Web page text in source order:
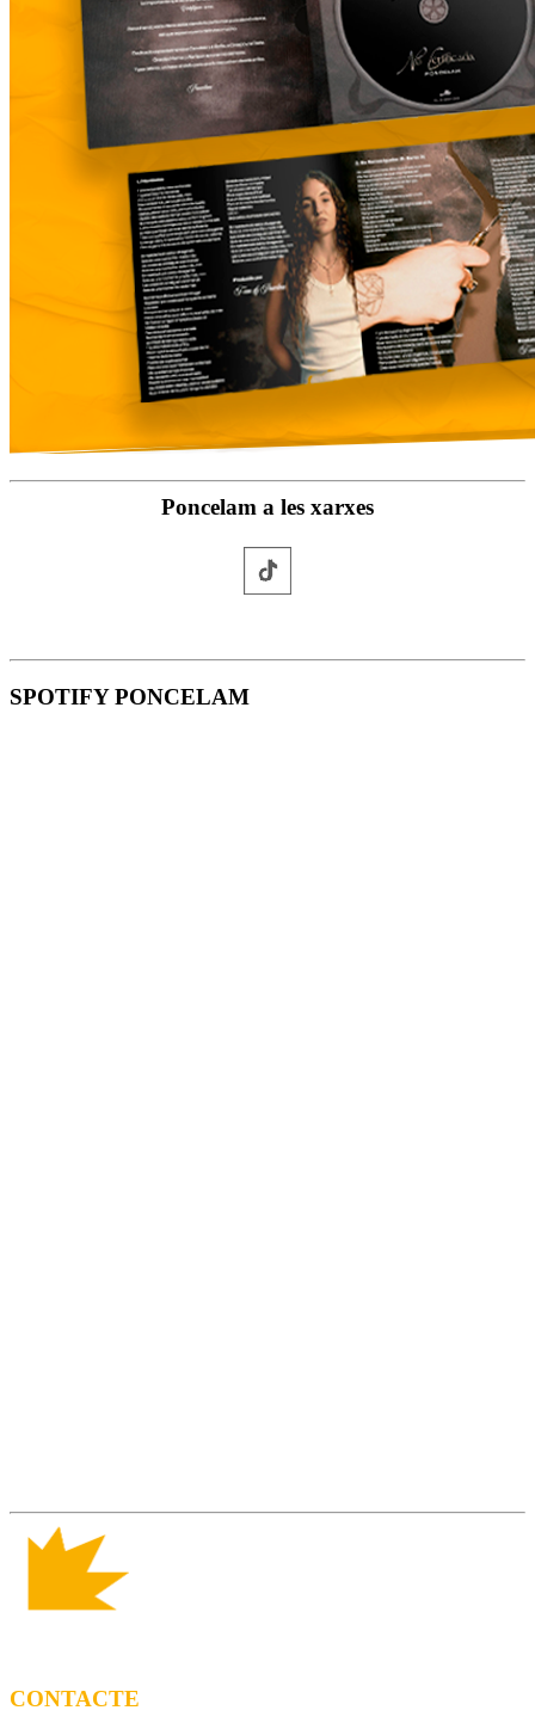
Poncelam a les xarxes
SPOTIFY PONCELAM
CONTACTE